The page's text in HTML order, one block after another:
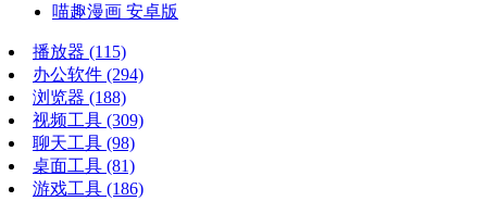
喵趣漫画 安卓版
播放器 (115)
办公软件 (294)
浏览器 (188)
视频工具 (309)
聊天工具 (98)
桌面工具 (81)
游戏工具 (186)